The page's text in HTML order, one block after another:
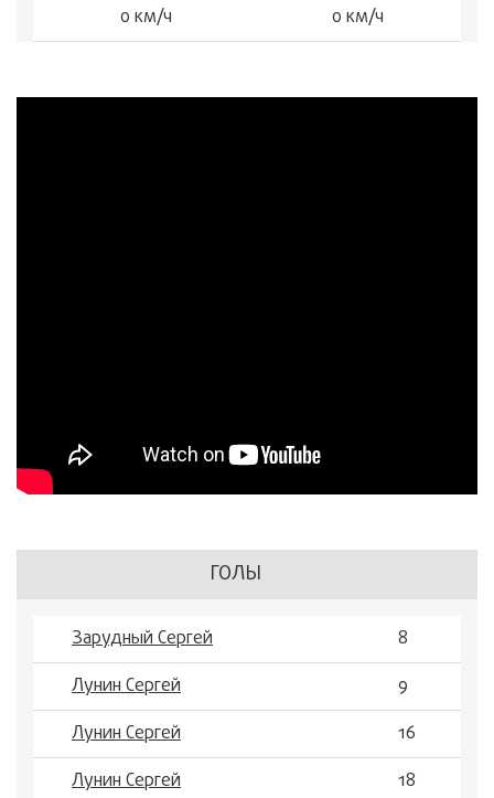
0 км/ч
0 км/ч
ГОЛЫ
Зарудный Сергей
8
Лунин Сергей
9
Лунин Сергей
16
Лунин Сергей
18